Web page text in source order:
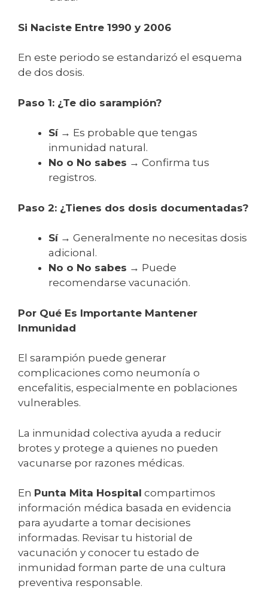
Si Naciste Entre 1990 y 2006
En este periodo se estandarizó el esquema
de dos dosis.
Paso 1: ¿Te dio sarampión?
Sí→ Es probable que tengas
inmunidad natural.
No o No sabes → Confirma tus
registros.
Paso 2: ¿Tienes dos dosis documentadas?
Sí→ Generalmente no necesitas dosis
adicional.
No o No sabes → Puede
recomendarse vacunación.
Por Qué Es Importante Mantener
Inmunidad
El sarampión puede generar
complicaciones como neumonía o
encefalitis, especialmente en poblaciones
vulnerables.
La inmunidad colectiva ayuda a reducir
brotes y protege a quienes no pueden
vacunarse por razones médicas.
En Punta Mita Hospital compartimos
información médica basada en evidencia
para ayudarte a tomar decisiones
informadas. Revisar tu historial de
vacunación y conocer tu estado de
inmunidad forman parte de una cultura
preventiva responsable.